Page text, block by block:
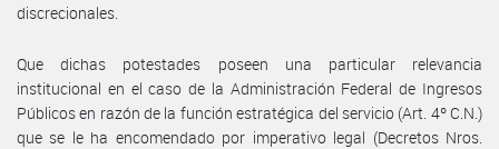
discrecionales.
Que dichas potestades poseen una particular relevancia
institucional en el caso de la Administración Federal de Ingresos
Públicos en razón de la función estratégica del servicio (Art. 4º C.N.)
que se le ha encomendado por imperativo legal (Decretos Nros.